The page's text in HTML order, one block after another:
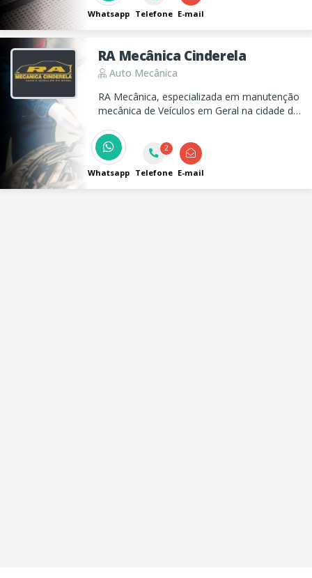
Whatsapp Telefone E-mail
RA Mecânica Cinderela
Auto Mecânica
RA Mecânica, especializada em manutenção
mecânica de Veículos em Geral na cidade de
Whatsapp
2
Telefone E-mail